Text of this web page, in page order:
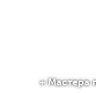
+ Мастера